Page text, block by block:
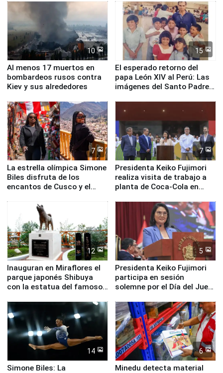
Fenómeno El Niño
de Chile
10
Al menos 17 muertos en
bombardeos rusos contra
Kiev y sus alrededores
15
El esperado retorno del
papa León XIV al Perú: Las
imágenes del Santo Padre
7
La estrella olímpica Simone
Biles disfruta de los
encantos de Cusco y el
7
Presidenta Keiko Fujimori
realiza visita de trabajo a
planta de Coca-Cola en
12
Inauguran en Miraflores el
parque japonés Shibuya
con la estatua del famoso
5
Presidenta Keiko Fujimori
participa en sesión
solemne por el Día del Juez
14
Simone Biles: La
6
Minedu detecta material